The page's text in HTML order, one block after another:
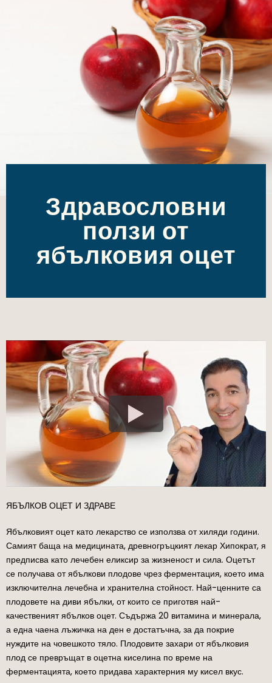
Здравословни
ползи от
ябълковия оцет
ЯБЪЛКОВ ОЦЕТ И ЗДРАВЕ
Ябълковият оцет като лекарство се използва от хиляди години.
Самият баща на медицината, древногръцкият лекар Хипократ, я
предписва като лечебен еликсир за жизненост и сила. Оцетът
се получава от ябълкови плодове чрез ферментация, което има
изключителна лечебна и хранителна стойност. Най-ценните са
плодовете на диви ябълки, от които се приготвя най-
качественият ябълков оцет. Съдържа 20 витамина и минерала,
а една чаена лъжичка на ден е достатъчна, за да покрие
нуждите на човешкото тяло. Плодовите захари от ябълковия
плод се превръщат в оцетна киселина по време на
ферментацията, което придава характерния му кисел вкус.